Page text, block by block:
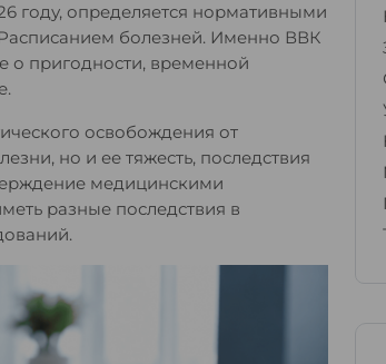
году, определяется нормативными
болезней. Именно ВВК
о пригодности, временной
освобождения от
но и ее тяжесть, последствия
медицинскими
разные последствия в